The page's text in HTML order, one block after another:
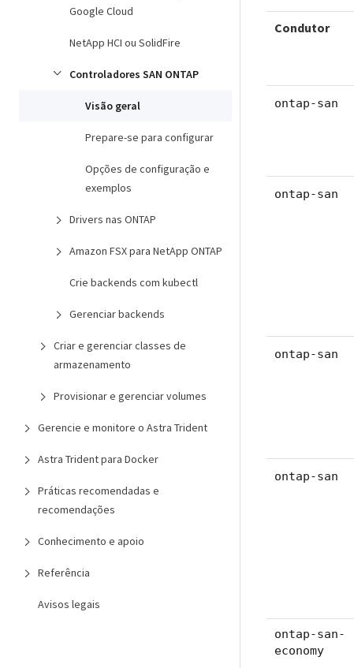
Google Cloud
NetApp HCI ou SolidFire
Controladores SAN ONTAP
Visão geral
Prepare-se para configurar
Opções de configuração e
exemplos
Drivers nas ONTAP
Amazon FSX para NetApp ONTAP
Crie backends com kubectl
Gerenciar backends
Criar e gerenciar classes de
armazenamento
Provisionar e gerenciar volumes
Gerencie e monitore o Astra Trident
Astra Trident para Docker
Práticas recomendadas e
recomendações
Conhecimento e apoio
Referência
Avisos legais
Condutor
ontap-san
ontap-san
ontap-san
ontap-san
ontap-san-
economy